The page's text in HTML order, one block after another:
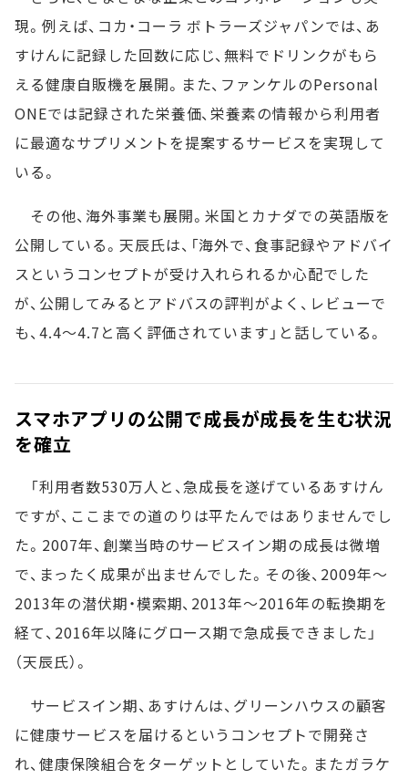
現。例えば、コカ・コーラ ボトラーズジャパンでは、あ
すけんに記録した回数に応じ、無料でドリンクがもら
える健康自販機を展開。また、ファンケルのPersonal
ONEでは記録された栄養価、栄養素の情報から利用者
に最適なサプリメントを提案するサービスを実現して
いる。
その他、海外事業も展開。米国とカナダでの英語版を
公開している。天辰氏は、「海外で、食事記録やアドバイ
スというコンセプトが受け入れられるか心配でした
が、公開してみるとアドバスの評判がよく、レビューで
も、4.4～4.7と高く評価されています」と話している。
スマホアプリの公開で成長が成長を生む状況
を確立
「利用者数530万人と、急成長を遂げているあすけん
ですが、ここまでの道のりは平たんではありませんでし
た。2007年、創業当時のサービスイン期の成長は微増
で、まったく成果が出ませんでした。その後、2009年～
2013年の潜伏期・模索期、2013年～2016年の転換期を
経て、2016年以降にグロース期で急成長できました」
（天辰氏）。
サービスイン期、あすけんは、グリーンハウスの顧客
に健康サービスを届けるというコンセプトで開発さ
れ、健康保険組合をターゲットとしていた。またガラケ